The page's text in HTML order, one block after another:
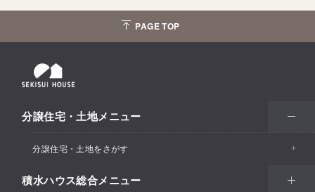
PAGE TOP
分譲住宅・土地メニュー
分譲住宅・土地をさがす
エリアからさがす
積水ハウス総合メニュー